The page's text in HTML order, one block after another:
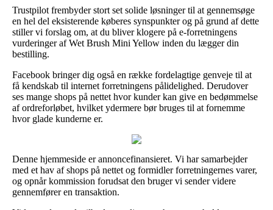
Trustpilot frembyder stort set solide løsninger til at gennemsøge
en hel del eksisterende køberes synspunkter og på grund af dette
stiller vi forslag om, at du bliver klogere på e-forretningens
vurderinger af Wet Brush Mini Yellow inden du lægger din
bestilling.
Facebook bringer dig også en række fordelagtige genveje til at
få kendskab til internet forretningens pålidelighed. Derudover
ses mange shops på nettet hvor kunder kan give en bedømmelse
af ordreforløbet, hvilket ydermere bør bruges til at fornemme
hvor glade kunderne er.
Denne hjemmeside er annoncefinansieret. Vi har samarbejder
med et hav af shops på nettet og formidler forretningernes varer,
og opnår kommission forudsat den bruger vi sender videre
gennemfører en transaktion.